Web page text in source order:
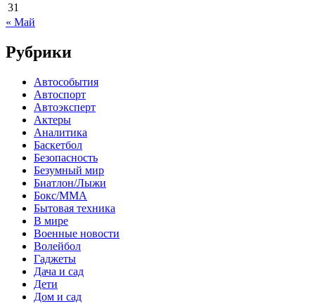
31
« Май
Рубрики
Автособытия
Автоспорт
Автоэксперт
Актеры
Аналитика
Баскетбол
Безопасность
Безумный мир
Биатлон/Лыжи
Бокс/MMA
Бытовая техника
В мире
Военные новости
Волейбол
Гаджеты
Дача и сад
Дети
Дом и сад